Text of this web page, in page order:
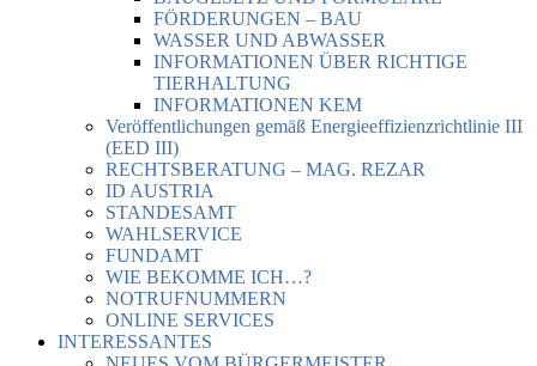
FÖRDERUNGEN – BAU
WASSER UND ABWASSER
INFORMATIONEN ÜBER RICHTIGE
TIERHALTUNG
INFORMATIONEN KEM
Veröffentlichungen gemäß Energieeffizienzrichtlinie III
(EED III)
RECHTSBERATUNG – MAG. REZAR
ID AUSTRIA
STANDESAMT
WAHLSERVICE
FUNDAMT
WIE BEKOMME ICH…?
NOTRUFNUMMERN
ONLINE SERVICES
INTERESSANTES